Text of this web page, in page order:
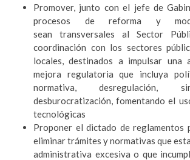
Promover, junto con el jefe de
procesos de reforma y
sean transversales al Sector
coordinación con los sectores
locales, destinados a impulsar una
mejora regulatoria que incluya
normativa, desregulación,
desburocratización, fomentando el
tecnológicas
Proponer el dictado de reglamentos
eliminar trámites y normativas que
administrativa excesiva o que